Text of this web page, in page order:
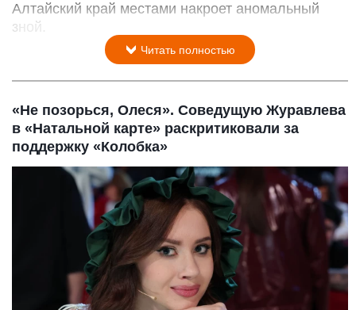
Алтайский край местами накроет аномальный
зной.
Читать полностью
«Не позорься, Олеся». Соведущую Журавлева
в «Натальной карте» раскритиковали за
поддержку «Колобка»